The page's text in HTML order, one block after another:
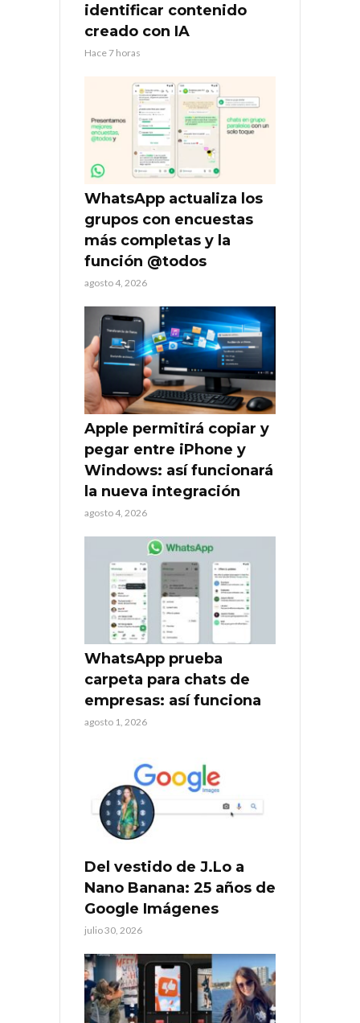
identificar contenido
creado con IA
Hace 7 horas
WhatsApp actualiza los
grupos con encuestas
más completas y la
función @todos
agosto 4, 2026
Apple permitirá copiar y
pegar entre iPhone y
Windows: así funcionará
la nueva integración
agosto 4, 2026
WhatsApp prueba
carpeta para chats de
empresas: así funciona
agosto 1, 2026
Del vestido de J.Lo a
Nano Banana: 25 años de
Google Imágenes
julio 30, 2026